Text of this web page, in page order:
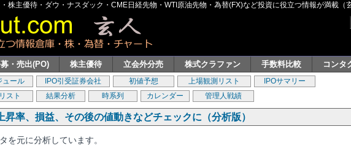
株主優待・ダウ・ナスダック・CME日経先物・WTI原油先物・為替(FX)など投資に役立つ情報が満載（
・売出(PO) 株主優待 立会外分売 株式クラファン 手数料比較 コンタ
ュール IPO引受証券会社 初値予想 上場観測リスト
IPOサマリー
スト 結果分析 時系列 カレンダー 管理人戦績
昇率、損益、その後の値動きなどチェックに（分析版）
を元に分析しています。